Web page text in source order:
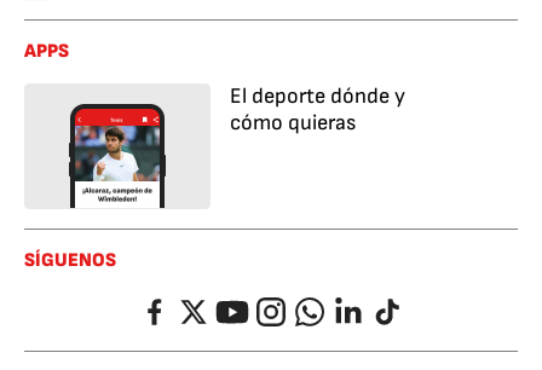
APPS
El deporte dónde y
cómo quieras
SÍGUENOS
FacebookTwitterYouTubeInstagramWhatsappLinkedIn
TikTok